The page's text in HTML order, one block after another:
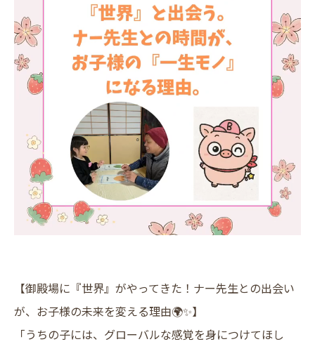
【御殿場に『世界』がやってきた！ナー先生との出会い
が、お子様の未来を変える理由🌍✨】
​「うちの子には、グローバルな感覚を身につけてほし